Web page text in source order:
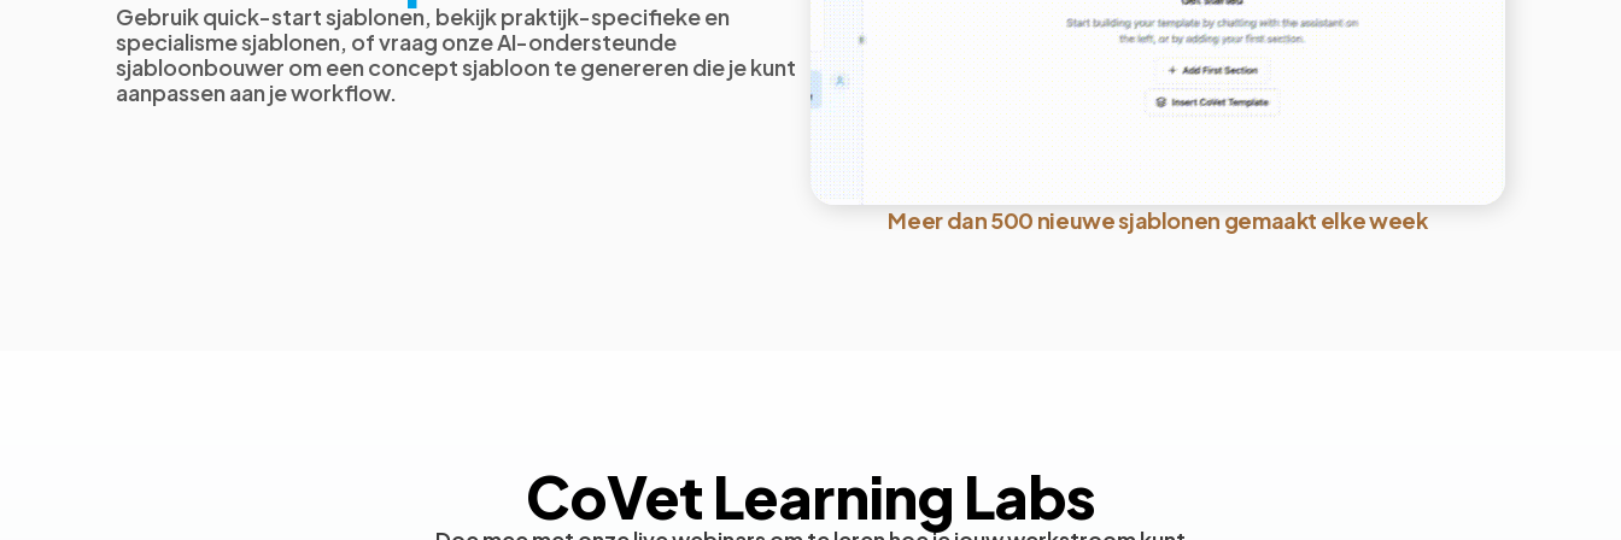
Gebruik quick-start sjablonen, bekijk praktijk-specifieke en
specialisme sjablonen, of vraag onze AI-ondersteunde
sjabloonbouwer om een concept sjabloon te genereren die je kunt
aanpassen aan je workflow.
Meer dan 500 nieuwe sjablonen gemaakt elke week
CoVet Learning Labs